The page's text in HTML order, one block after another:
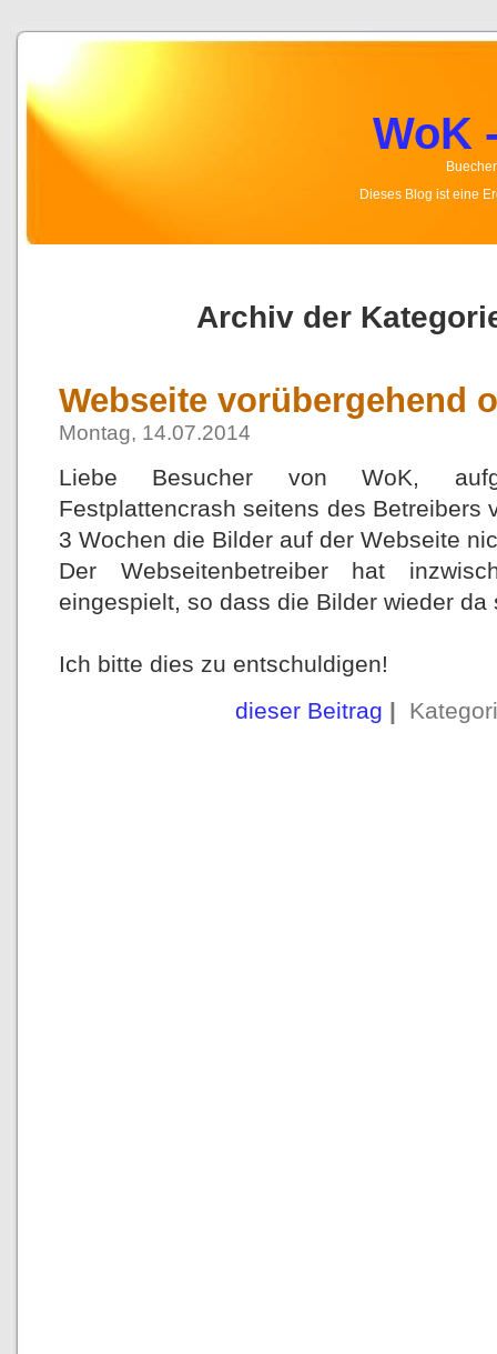
WoK
Dieses Blog ist eine
Archiv der
Webseite vorübergehend
Montag, 14.07.2014
Liebe Besucher von WoK,
Festplattencrash seitens des Betreibers
3 Wochen die Bilder auf der Webseite
Der Webseitenbetreiber hat
eingespielt, so dass die Bilder wieder da
Ich bitte dies zu entschuldigen!
dieser Beitrag |